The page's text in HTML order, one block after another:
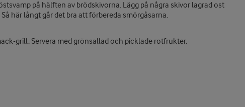
på hälften av brödskivorna. Lägg på några skivor lagrad ost
här långt går det bra att förbereda smörgåsarna.
grill. Servera med grönsallad och picklade rotfrukter.